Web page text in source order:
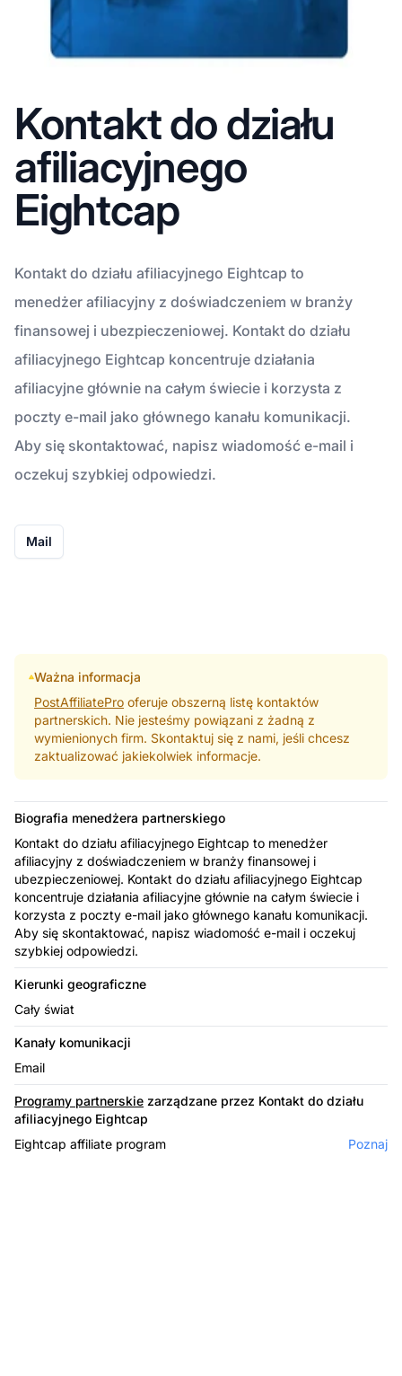
Kontakt do działu
afiliacyjnego
Eightcap
Kontakt do działu afiliacyjnego Eightcap to
menedżer afiliacyjny z doświadczeniem w branży
finansowej i ubezpieczeniowej. Kontakt do działu
afiliacyjnego Eightcap koncentruje działania
afiliacyjne głównie na całym świecie i korzysta z
poczty e-mail jako głównego kanału komunikacji.
Aby się skontaktować, napisz wiadomość e-mail i
oczekuj szybkiej odpowiedzi.
Mail
Ważna informacja
PostAffiliatePro oferuje obszerną listę kontaktów
partnerskich. Nie jesteśmy powiązani z żadną z
wymienionych firm. Skontaktuj się z nami, jeśli chcesz
zaktualizować jakiekolwiek informacje.
Biografia menedżera partnerskiego
Kontakt do działu afiliacyjnego Eightcap to menedżer
afiliacyjny z doświadczeniem w branży finansowej i
ubezpieczeniowej. Kontakt do działu afiliacyjnego Eightcap
koncentruje działania afiliacyjne głównie na całym świecie i
korzysta z poczty e-mail jako głównego kanału komunikacji.
Aby się skontaktować, napisz wiadomość e-mail i oczekuj
szybkiej odpowiedzi.
Kierunki geograficzne
Cały świat
Kanały komunikacji
Email
Programy partnerskie zarządzane przez Kontakt do działu
afiliacyjnego Eightcap
Eightcap affiliate program
Poznaj